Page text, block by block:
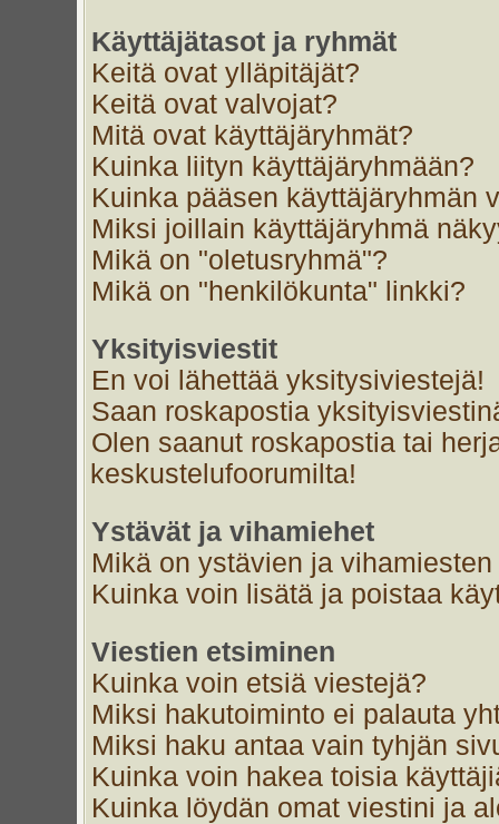
Käyttäjätasot ja ryhmät
Keitä ovat ylläpitäjät?
Keitä ovat valvojat?
Mitä ovat käyttäjäryhmät?
Kuinka liityn käyttäjäryhmään?
Kuinka pääsen käyttäjäryhmän
Miksi joillain käyttäjäryhmä
Mikä on "oletusryhmä"?
Mikä on "henkilökunta" linkki?
Yksityisviestit
En voi lähettää yksitysiviestejä!
Saan roskapostia
Olen saanut roskapostia tai
keskustelufoorumilta!
Ystävät ja vihamiehet
Mikä on ystävien ja
Kuinka voin lisätä ja poistaa
Viestien etsiminen
Kuinka voin etsiä viestejä?
Miksi hakutoiminto ei palauta
Miksi haku antaa vain tyhjän
Kuinka voin hakea toisia
Kuinka löydän omat viestini ja